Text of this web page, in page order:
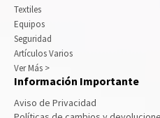
Textiles
Equipos
Seguridad
Artículos Varios
Ver Más >
Información Importante
Aviso de Privacidad